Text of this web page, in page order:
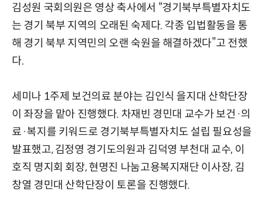
김성원 국회의원은 영상 축사에서 “경기북부특별자치도
는 경기 북부 지역의 오래된 숙제다. 각종 입법활동을 통
해 경기 북부 지역민의 오랜 숙원을 해결하겠다”고 전했
다.
세미나 1주제 보건의료 분야는 김인식 을지대 산학단장
이 좌장을 맡아 진행했다. 차재빈 경민대 교수가 보건·의
료·복지를 키워드로 경기북부특별자치도 설립 필요성을
발표했고, 김정영 경기도의원과 김덕영 부천대 교수, 이
호직 명지회 회장, 현명진 나눔고용복지재단 이사장, 김
창열 경민대 산학단장이 토론을 진행했다.